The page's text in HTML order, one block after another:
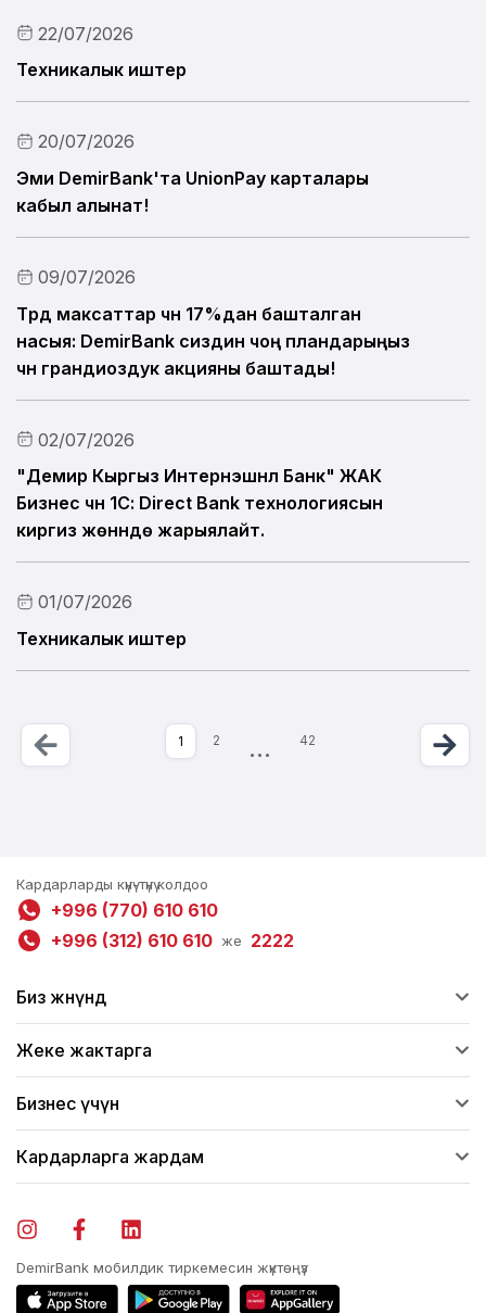
22/07/2026
Техникалык иштер
20/07/2026
Эми DemirBank'та UnionPay карталары
кабыл алынат!
09/07/2026
Түрдүү максаттар үчүн 17%дан башталган
насыя: DemirBank сиздин чоң пландарыңыз
үчүн грандиоздук акцияны баштады!
02/07/2026
"Демир Кыргыз Интернэшнл Банк" ЖАК
Бизнес үчүн 1С: Direct Bank технологиясын
киргизүү жөнүндө жарыялайт.
01/07/2026
Техникалык иштер
Бет 1 ичинен 42
1Учурдагы бет
2 … More
42
Кардарларды күнү-түнү колдоо
+996 (770) 610 610
+996 (312) 610 610 же 2222
Биз жөнүндө
Жеке жактарга
Бизнес үчүн
Кардарларга жардам
DemirBank мобилдик тиркемесин жүктөңүз